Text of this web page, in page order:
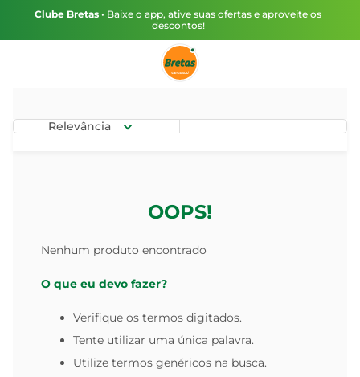
Clube Bretas • Baixe o app, ative suas ofertas e aproveite os
descontos!
Relevância
OOPS!
Nenhum produto encontrado
O que eu devo fazer?
Verifique os termos digitados.
Tente utilizar uma única palavra.
Utilize termos genéricos na busca.